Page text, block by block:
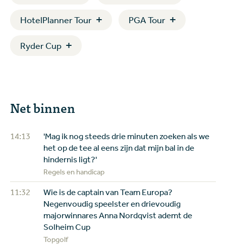
HotelPlanner Tour PGA Tour
Ryder Cup
Net binnen
14:13
'Mag ik nog steeds drie minuten zoeken als we
het op de tee al eens zijn dat mijn bal in de
hindernis ligt?'
Regels en handicap
11:32
Wie is de captain van Team Europa?
Negenvoudig speelster en drievoudig
majorwinnares Anna Nordqvist ademt de
Solheim Cup
Topgolf